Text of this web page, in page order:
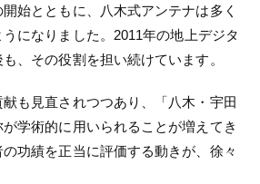
始とともに、八木式アンテナは多く
になりました。2011年の地上デジタ
、その役割を担い続けています。
も見直されつつあり、「八木・宇田
学術的に用いられることが増えてき
功績を正当に評価する動きが、徐々